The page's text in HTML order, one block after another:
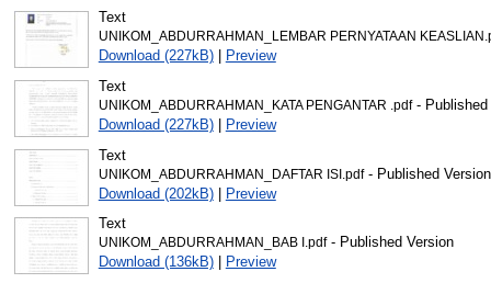
Text
UNIKOM_ABDURRAHMAN_LEMBAR PERNYATAAN
Download (227kB)|
Preview
Text
UNIKOM_ABDURRAHMAN_KATA PENGANTAR .pdf- Published
Download (227kB)|
Preview
Text
UNIKOM_ABDURRAHMAN_DAFTAR ISI.pdf- Published Version
Download (202kB)| Preview
Text
UNIKOM_ABDURRAHMAN_BAB I.pdf- Published Version
Download (136kB)|
Preview